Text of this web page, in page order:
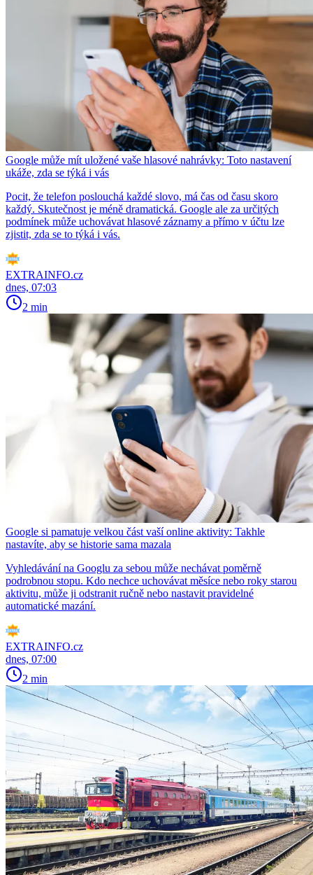
Google může mít uložené vaše hlasové nahrávky: Toto nastavení
ukáže, zda se týká i vás
Pocit, že telefon poslouchá každé slovo, má čas od času skoro
každý. Skutečnost je méně dramatická. Google ale za určitých
podmínek může uchovávat hlasové záznamy a přímo v účtu lze
zjistit, zda se to týká i vás.
EXTRAINFO.cz
dnes, 07:03
2 min
Google si pamatuje velkou část vaší online aktivity: Takhle
nastavíte, aby se historie sama mazala
Vyhledávání na Googlu za sebou může nechávat poměrně
podrobnou stopu. Kdo nechce uchovávat měsíce nebo roky starou
aktivitu, může ji odstranit ručně nebo nastavit pravidelné
automatické mazání.
EXTRAINFO.cz
dnes, 07:00
2 min